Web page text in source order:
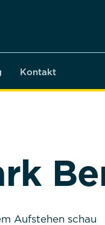
Kontakt
Aufstehen schau